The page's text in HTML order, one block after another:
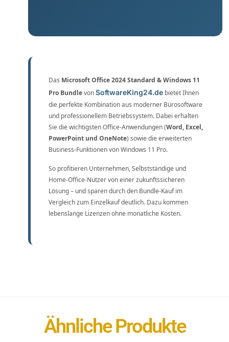
Das Microsoft Office 2024 Standard & Windows 11
Pro BundlevonSoftwareKing24.de bietet Ihnen
die perfekte Kombination aus moderner Bürosoftware
und professionellem Betriebssystem. Dabei erhalten
Sie die wichtigsten Office-Anwendungen (Word, Excel,
PowerPoint und OneNote) sowie die erweiterten
Business-Funktionen von Windows 11 Pro.
So profitieren Unternehmen, Selbstständige und
Home-Office-Nutzer von einer zukunftssicheren
Lösung – und sparen durch den Bundle-Kauf im
Vergleich zum Einzelkauf deutlich. Dazu kommen
lebenslange Lizenzen ohne monatliche Kosten.
Ähnliche Produkte